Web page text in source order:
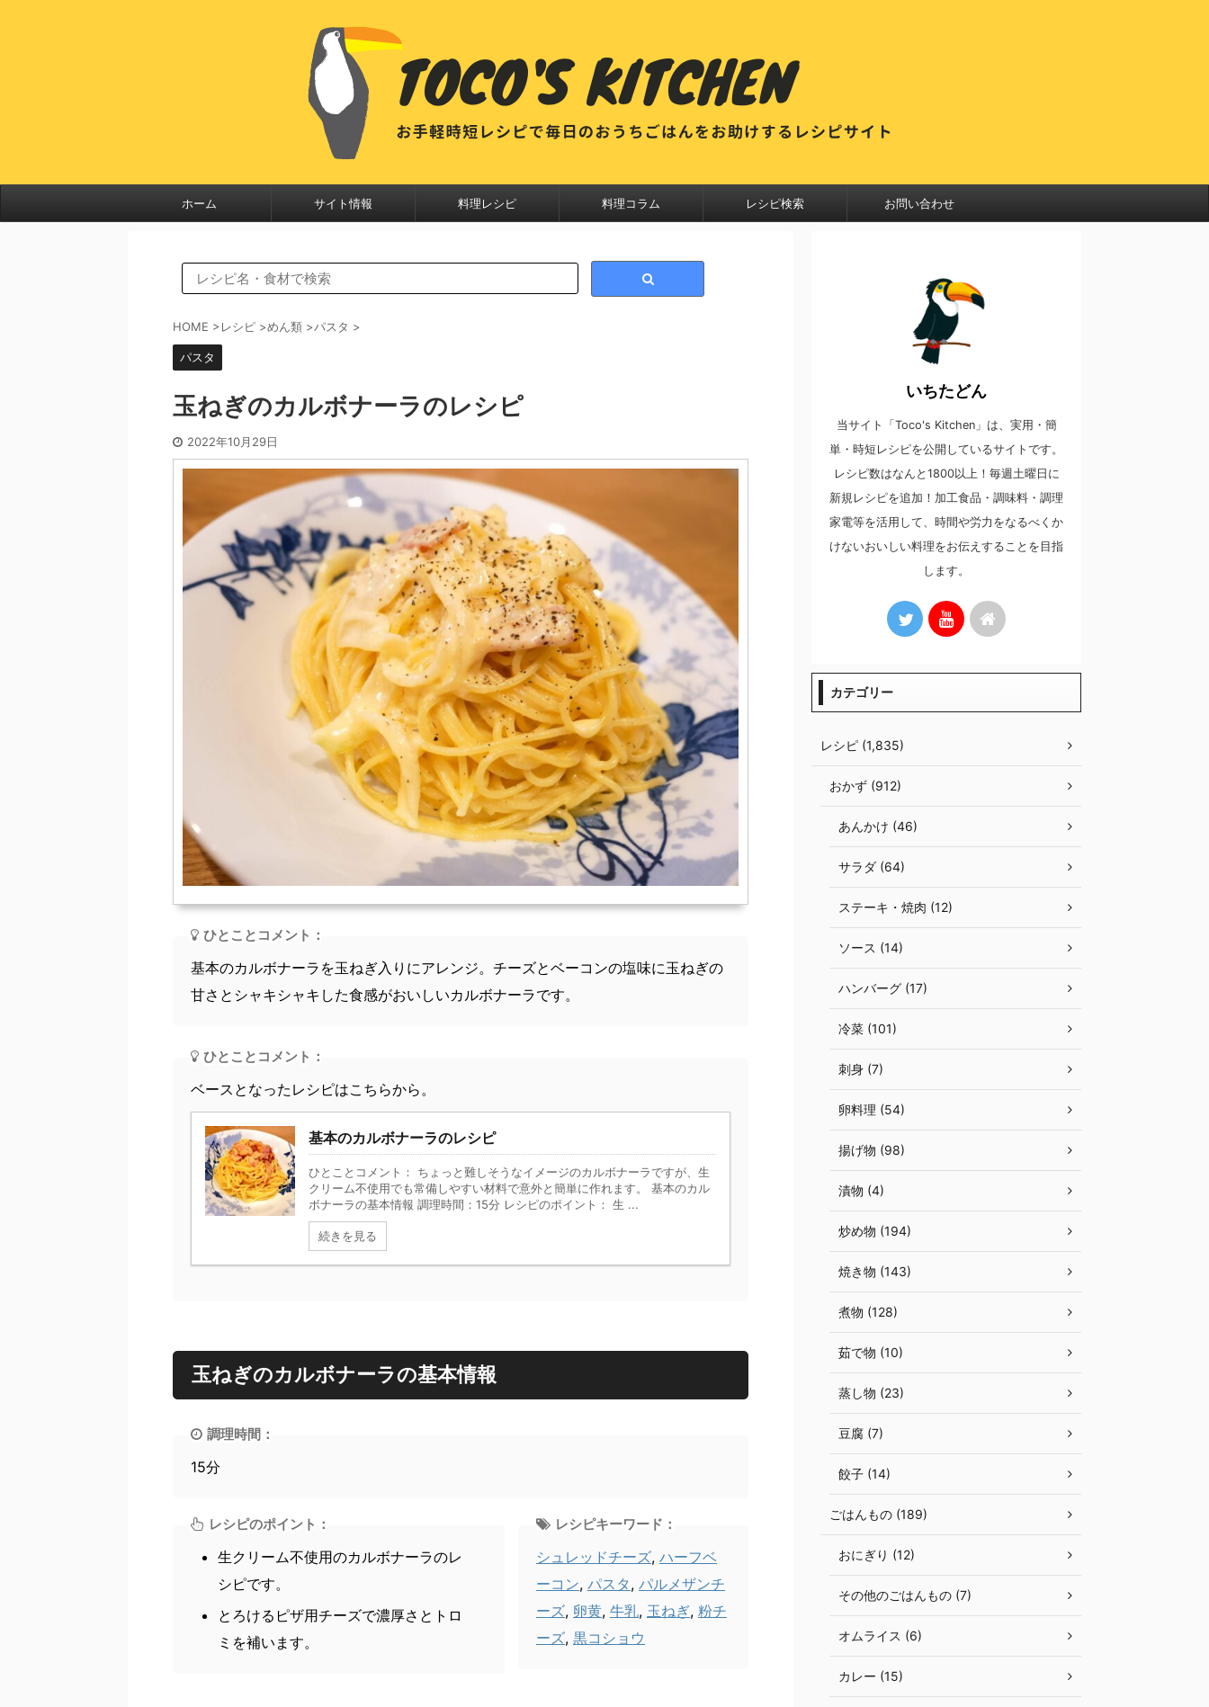
ホーム サイト情報 料理レシピ 料理コラム レシピ検索 お問い合わせ
HOME >レシピ >めん類 >パスタ >
パスタ
玉ねぎのカルボナーラのレシピ
2022年10月29日
ひとことコメント：
基本のカルボナーラを玉ねぎ入りにアレンジ。チーズとベーコンの塩味に玉ねぎの
甘さとシャキシャキした食感がおいしいカルボナーラです。
ひとことコメント：
ベースとなったレシピはこちらから。
基本のカルボナーラのレシピ
ひとことコメント： ちょっと難しそうなイメージのカルボナーラですが、生
クリーム不使用でも常備しやすい材料で意外と簡単に作れます。 基本のカル
ボナーラの基本情報 調理時間：15分 レシピのポイント： 生 ...
続きを見る
玉ねぎのカルボナーラの基本情報
調理時間：
15分
レシピのポイント：
生クリーム不使用のカルボナーラのレ
シピです。
とろけるピザ用チーズで濃厚さとトロ
ミを補います。
レシピキーワード：
シュレッドチーズ, ハーフベ
ーコン, パスタ , パルメザンチ
ーズ, 卵黄, 牛乳, 玉ねぎ, 粉チ
ーズ, 黒コショウ
いちたどん
当サイト「Toco's Kitchen」は、実用・簡
単・時短レシピを公開しているサイトです。
レシピ数はなんと1800以上！毎週土曜日に
新規レシピを追加！加工食品・調味料・調理
家電等を活用して、時間や労力をなるべくか
けないおいしい料理をお伝えすることを目指
します。
カテゴリー
レシピ (1,835)
おかず (912)
あんかけ (46)
サラダ (64)
ステーキ・焼肉 (12)
ソース (14)
ハンバーグ (17)
冷菜 (101)
刺身 (7)
卵料理 (54)
揚げ物 (98)
漬物 (4)
炒め物 (194)
焼き物 (143)
煮物 (128)
茹で物 (10)
蒸し物 (23)
豆腐 (7)
餃子 (14)
ごはんもの (189)
おにぎり (12)
その他のごはんもの (7)
オムライス (6)
カレー (15)